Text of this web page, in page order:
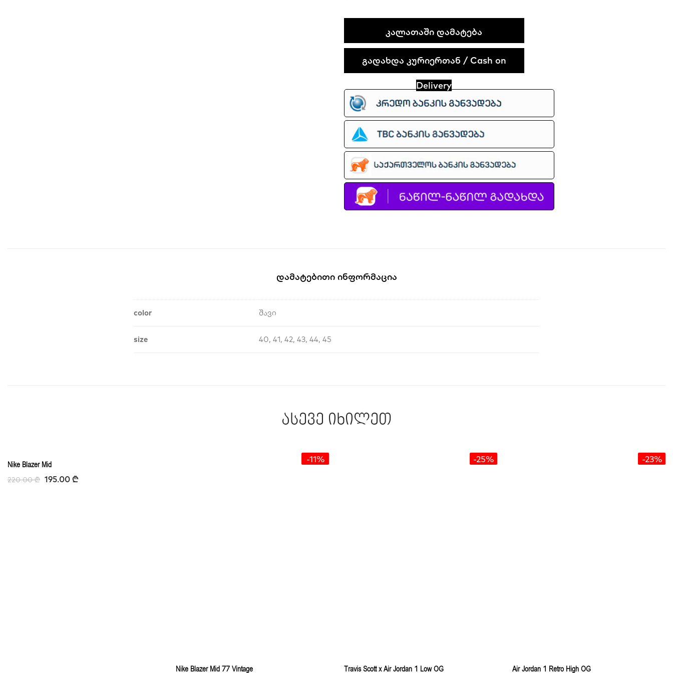
6000
quantity
ᲙᲐᲚᲐᲗᲐᲨᲘ ᲓᲐᲛᲐᲢᲔᲑᲐ
გადახდა კურიერთან / Cash on
Delivery
Დამატებითი Ინფორმაცია
color შავი
size 40, 41, 42, 43, 44, 45
ასევე იხილეთ
Nike Blazer Mid
220.00₾ 195.00 ₾
-11%
Nike Blazer Mid 77 Vintage
-25%
Travis Scott x Air Jordan 1 Low OG
-23%
Air Jordan 1 Retro High OG